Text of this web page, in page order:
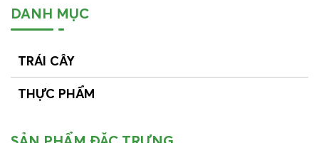
DANH MỤC
TRÁI CÂY
THỰC PHẨM